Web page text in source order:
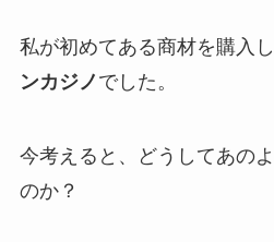
私が初めてある商材を購入し
ンカジノ でした。
今考えると、どうしてあの
のか？